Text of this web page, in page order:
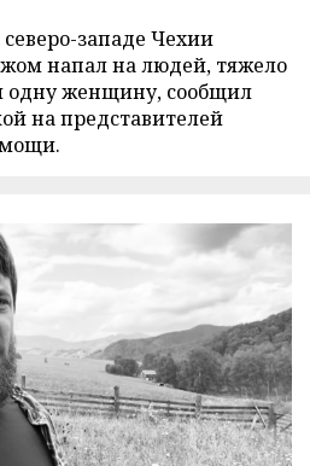
западе Чехии
напал на людей, тяжело
одну женщину, сообщил
на представителей